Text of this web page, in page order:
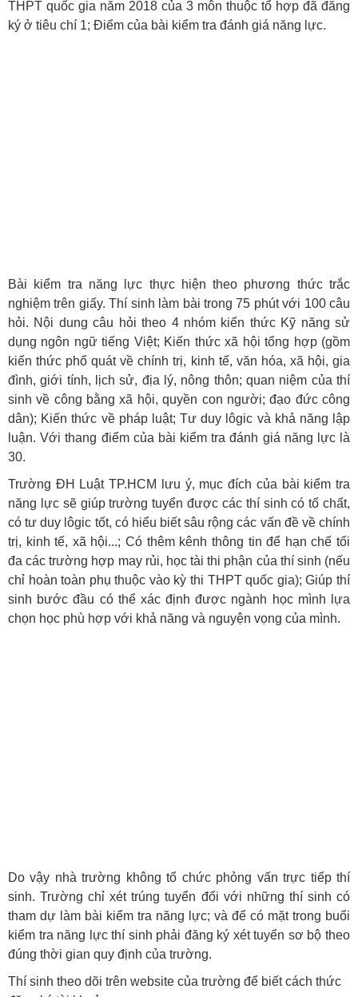
THPT quốc gia năm 2018 của 3 môn thuộc tổ hợp đã đăng
ký ở tiêu chí 1; Điểm của bài kiểm tra đánh giá năng lực.
Bài kiểm tra năng lực thực hiện theo phương thức trắc
nghiệm trên giấy. Thí sinh làm bài trong 75 phút với 100 câu
hỏi. Nội dung câu hỏi theo 4 nhóm kiến thức Kỹ năng sử
dụng ngôn ngữ tiếng Việt; Kiến thức xã hội tổng hợp (gồm
kiến thức phổ quát về chính trị, kinh tế, văn hóa, xã hội, gia
đình, giới tính, lịch sử, địa lý, nông thôn; quan niệm của thí
sinh về công bằng xã hội, quyền con người; đạo đức công
dân); Kiến thức về pháp luật; Tư duy lôgic và khả năng lập
luận. Với thang điểm của bài kiểm tra đánh giá năng lực là
30.
Trường ĐH Luật TP.HCM lưu ý, mục đích của bài kiểm tra
năng lực sẽ giúp trường tuyển được các thí sinh có tố chất,
có tư duy lôgic tốt, có hiểu biết sâu rộng các vấn đề về chính
trị, kinh tế, xã hội...; Có thêm kênh thông tin để hạn chế tối
đa các trường hợp may rủi, học tài thi phận của thí sinh (nếu
chỉ hoàn toàn phụ thuộc vào kỳ thi THPT quốc gia); Giúp thí
sinh bước đầu có thể xác định được ngành học mình lựa
chọn học phù hợp với khả năng và nguyện vọng của mình.
Do vậy nhà trường không tổ chức phỏng vấn trực tiếp thí
sinh. Trường chỉ xét trúng tuyển đối với những thí sinh có
tham dự làm bài kiểm tra năng lực; và để có mặt trong buổi
kiểm tra năng lực thí sinh phải đăng ký xét tuyển sơ bộ theo
đúng thời gian quy định của trường.
Thí sinh theo dõi trên website của trường để biết cách thức